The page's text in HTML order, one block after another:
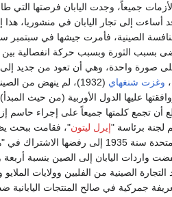
جميعاً، وجدت اليابان فرصتها التي
أساءت إلى تجار اليابان في منشوريا،
بسبب الثورة وبسبب حركة انفصالية بين
صورة واحدة، وهي أن تعود من جديد إلى
وغزت شنغهاي
(1932)، لم ينهض من
عليها الدول الأوربية (من حيث المبدأ)
تجمع كلمتها جميعاً على إجراء حاسم
لجنة برئاسة "إيرل ليتون"، فقامت ببحث
انسحبت من العصبة على نفس الأساس الذي دعا
جمركية في صالح المنتجات اليابانية